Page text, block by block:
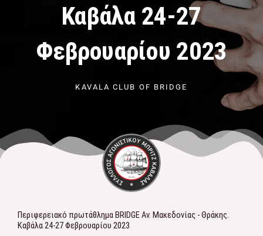
Καβάλα 24-27
Φεβρουαρίου 2023​
KAVALA CLUB OF BRIDGE
Περιφερειακό πρωτάθλημα BRIDGE Αν. Μακεδονίας - Θράκης.
Καβάλα 24-27 Φεβρουαρίου 2023